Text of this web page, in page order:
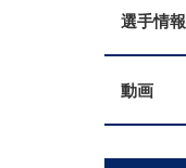
選手情報
動画